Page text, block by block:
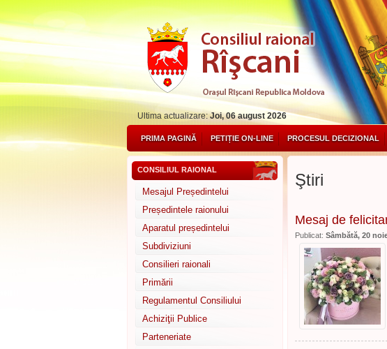
Ultima actualizare:Joi, 06 august 2026
PRIMA PAGINĂ PETIȚIE ON-LINE PROCESUL DECIZIONAL
CONSILIUL RAIONAL
Mesajul Președintelui
Președintele raionului
Aparatul președintelui
Subdiviziuni
Consilieri raionali
Primării
Regulamentul Consiliului
Achiziţii Publice
Parteneriate
Ştiri
Mesaj de
Publicat: Sâmbătă, 20